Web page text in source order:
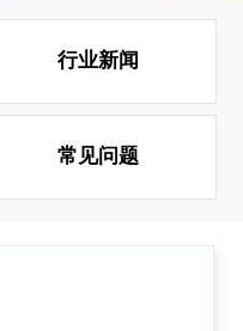
行业新闻
常见问题